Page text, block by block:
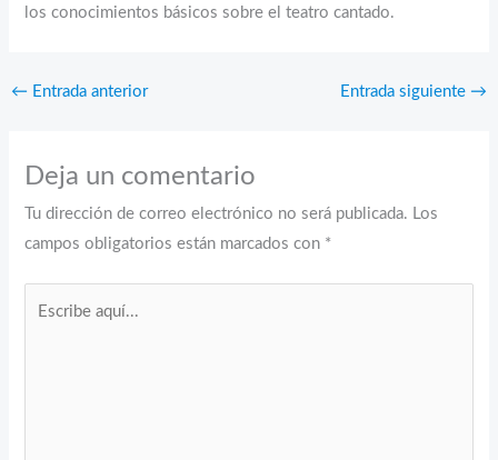
los conocimientos básicos sobre el teatro cantado.
← Entrada anterior Entrada siguiente →
Deja un comentario
Tu dirección de correo electrónico no será publicada. Los
campos obligatorios están marcados con *